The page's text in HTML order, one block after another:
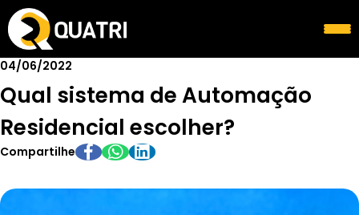
04/06/2022
Qual sistema de Automação
Residencial escolher?
Compartilhe